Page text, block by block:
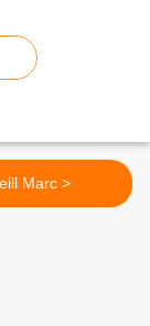
O'Neill Marc >